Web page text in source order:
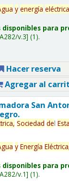
y energía
disponibles para
v.3 (1).
Hacer reserva
Agregar al
San
Sociedad del
y Energía
disponibles para
v.1 (1).